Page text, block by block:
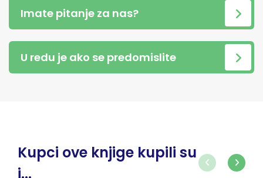
Imate pitanje za nas?
U redu je ako se predomislite
Kupci ove knjige kupili su
i...